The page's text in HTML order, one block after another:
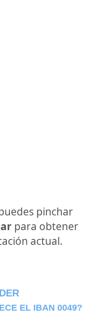
pinchar
para obtener
actual.
EL IBAN 0049?